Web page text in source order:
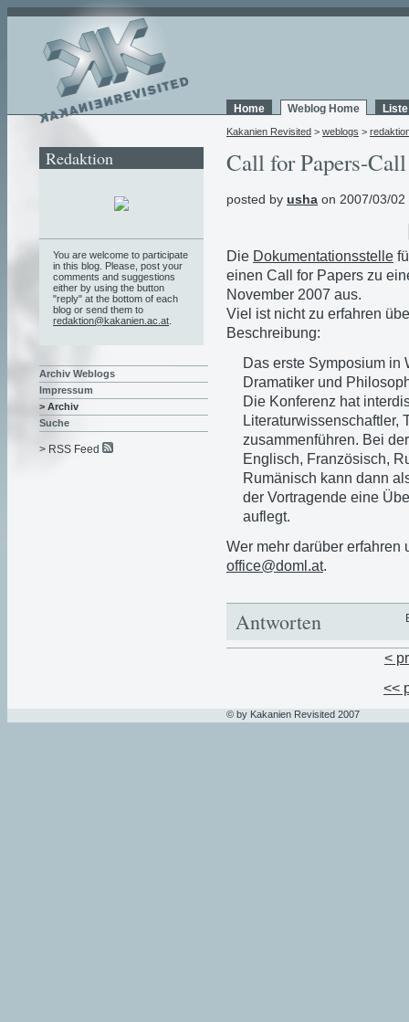
Home Weblog Home
Kakanien Revisited > weblogs >
Call for Papers-
posted by usha on 2007/03/02
Die Dokumentationsstelle
einen Call for Papers zu
November 2007 aus.
Viel ist nicht zu erfahren
Beschreibung:
Das erste Symposium in
Dramatiker und
Die Konferenz hat
Literaturwissenschaftler,
zusammenführen. Bei
Englisch, Französisch,
Rumänisch kann dann
der Vortragende eine
auflegt.
Wer mehr darüber erfahren
office@doml.at.
Antworten
<
<<
Redaktion
You are welcome to participate
in this blog. Please, post your
comments and suggestions
either by using the button
"reply" at the bottom of each
blog or send them to
redaktion@kakanien.ac.at
Archiv Weblogs
Impressum
> Archiv
Suche
> RSS Feed
© by Kakanien Revisited 2007